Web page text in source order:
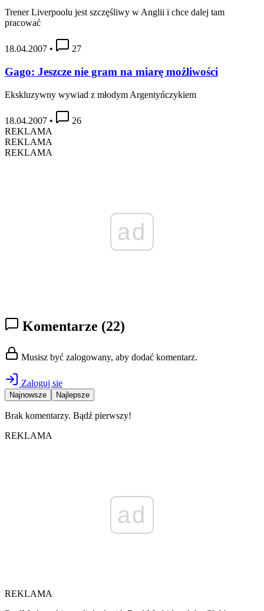
Trener Liverpoolu jest szczęśliwy w Anglii i chce dalej tam
pracować
18.04.2007 • 27
Gago: Jeszcze nie gram na miarę możliwości
Ekskluzywny wywiad z młodym Argentyńczykiem
18.04.2007 •
26
REKLAMA
REKLAMA
REKLAMA
ad
Komentarze (22)
Musisz być zalogowany, aby dodać komentarz.
Zaloguj się
Najnowsze Najlepsze
Brak komentarzy. Bądź pierwszy!
REKLAMA
ad
REKLAMA